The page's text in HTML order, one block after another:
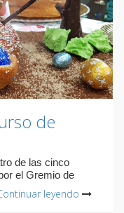
de
de las cinco
el Gremio de
leyendo